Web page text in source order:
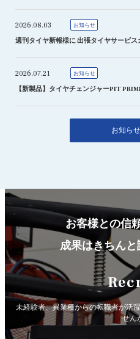
2026.08.03 お知らせ
週刊タイヤ新報様に 出張タイヤサービス
2026.07.21 お知らせ
【新製品】タイヤチェンジャーPIT
お知ら
お客様との信
成果はきちんと
未経験者、異業種からの転職者が活
せん